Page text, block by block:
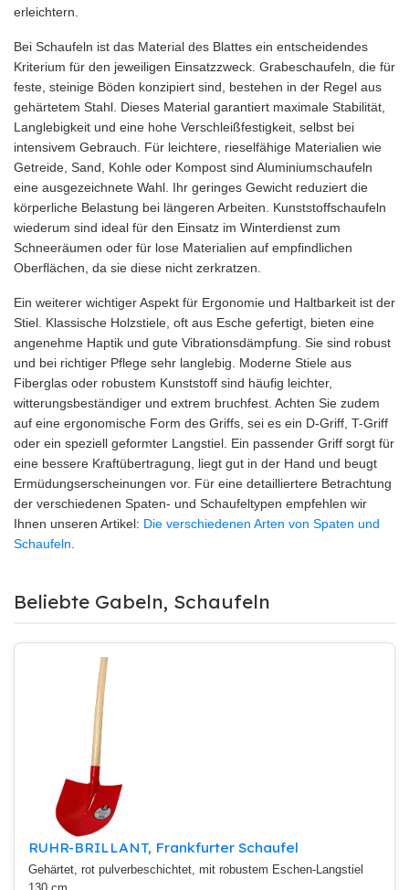
erleichtern.
Bei Schaufeln ist das Material des Blattes ein entscheidendes
Kriterium für den jeweiligen Einsatzzweck. Grabeschaufeln, die für
feste, steinige Böden konzipiert sind, bestehen in der Regel aus
gehärtetem Stahl. Dieses Material garantiert maximale Stabilität,
Langlebigkeit und eine hohe Verschleißfestigkeit, selbst bei
intensivem Gebrauch. Für leichtere, rieselfähige Materialien wie
Getreide, Sand, Kohle oder Kompost sind Aluminiumschaufeln
eine ausgezeichnete Wahl. Ihr geringes Gewicht reduziert die
körperliche Belastung bei längeren Arbeiten. Kunststoffschaufeln
wiederum sind ideal für den Einsatz im Winterdienst zum
Schneeräumen oder für lose Materialien auf empfindlichen
Oberflächen, da sie diese nicht zerkratzen.
Ein weiterer wichtiger Aspekt für Ergonomie und Haltbarkeit ist der
Stiel. Klassische Holzstiele, oft aus Esche gefertigt, bieten eine
angenehme Haptik und gute Vibrationsdämpfung. Sie sind robust
und bei richtiger Pflege sehr langlebig. Moderne Stiele aus
Fiberglas oder robustem Kunststoff sind häufig leichter,
witterungsbeständiger und extrem bruchfest. Achten Sie zudem
auf eine ergonomische Form des Griffs, sei es ein D-Griff, T-Griff
oder ein speziell geformter Langstiel. Ein passender Griff sorgt für
eine bessere Kraftübertragung, liegt gut in der Hand und beugt
Ermüdungserscheinungen vor. Für eine detailliertere Betrachtung
der verschiedenen Spaten- und Schaufeltypen empfehlen wir
Ihnen unseren Artikel: Die verschiedenen Arten von Spaten und
Schaufeln
Beliebte Gabeln, Schaufeln
RUHR-BRILLANT, Frankfurter Schaufel
Gehärtet, rot pulverbeschichtet, mit robustem Eschen-Langstiel